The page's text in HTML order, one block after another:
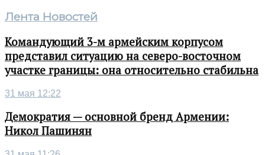
Лента Новостей
Командующий 3-м армейским корпусом
представил ситуацию на северо-восточном
участке границы: она относительно стабильна
31 мая 12:22
Демократия — основной бренд Армении:
Никол Пашинян